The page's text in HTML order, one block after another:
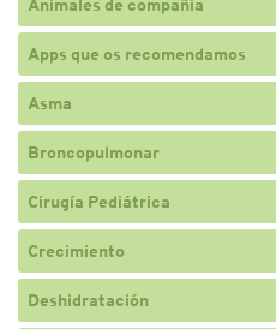
Animales de compañía
Apps que os recomendamos
Asma
Broncopulmonar
Cirugía Pediátrica
Crecimiento
Deshidratación